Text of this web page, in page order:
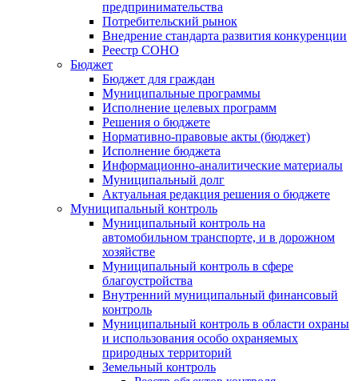
предпринимательства
Потребительский рынок
Внедрение стандарта развития конкуренции
Реестр СОНО
Бюджет
Бюджет для граждан
Муниципальные программы
Исполнение целевых программ
Решения о бюджете
Нормативно-правовые акты (бюджет)
Исполнение бюджета
Информационно-аналитические материалы
Муниципальный долг
Актуальная редакция решения о бюджете
Муниципальный контроль
Муниципальный контроль на
автомобильном транспорте, и в дорожном
хозяйстве
Муниципальный контроль в сфере
благоустройства
Внутренний муниципальный финансовый
контроль
Муниципальный контроль в области охраны
и использования особо охраняемых
природных территорий
Земельный контроль